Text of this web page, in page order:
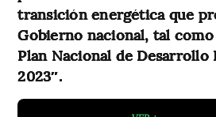
transición energética que
Gobierno nacional, tal
Plan Nacional de Desarrollo
2023″.